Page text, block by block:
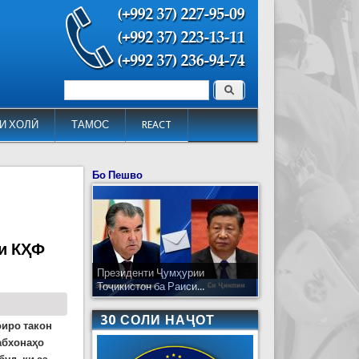
ХОЛӢ ТАМОС REACT
Форма поиска Поиск
КҲФ
такон
Бо Пешво
Президенти Ҷумҳурии
Тоҷикистон ба Раиси...
30 СОЛИ НАҶОТ